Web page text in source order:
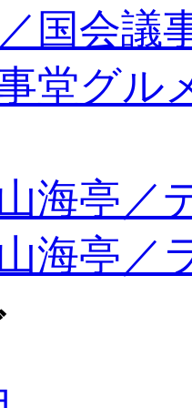
国会議
堂グル
海亭／
海亭／